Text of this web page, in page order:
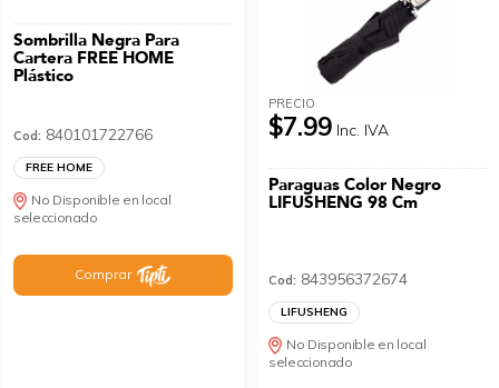
Sombrilla Negra Para
Cartera FREE HOME
Plástico
Cod: 840101722766
FREE HOME
No Disponible en local
seleccionado
Comprar
PRECIO
$7.99 Inc. IVA
Paraguas Color Negro
LIFUSHENG 98 Cm
Cod: 843956372674
LIFUSHENG
No Disponible en local
seleccionado